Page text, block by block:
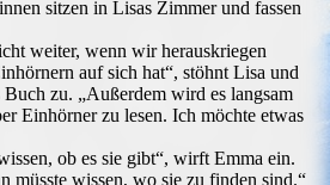
sitzen in Lisas Zimmer und fassen
weiter, wenn wir herauskriegen
auf sich hat“, stöhnt Lisa und
zu. „Außerdem wird es langsam
Einhörner zu lesen. Ich möchte etwas
ob es sie gibt“, wirft Emma ein.
müsste wissen, wo sie zu finden sind.“